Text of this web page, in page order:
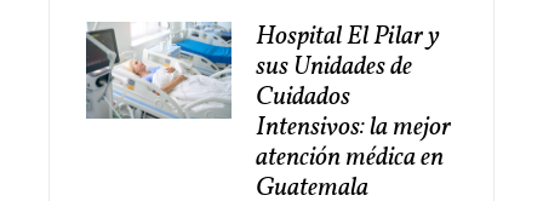
Hospital El Pilar y
sus Unidades de
Cuidados
Intensivos: la mejor
atención médica en
Guatemala